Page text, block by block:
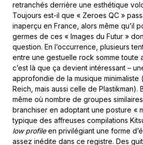
retranchés derrière une esthétique
Toujours est-il que « Zeroes QC »
inaperçu en France, alors même qu’il
germes de ces « Images du Futur »
question. En l’occurrence, plusieurs
entre une gestuelle rock somme toute
c’est là que ça devient intéressant –
approfondie de la musique minimaliste
Reich, mais aussi celle de Plastikman).
même où nombre de groupes
branchiser en adoptant une posture «
typique des affreuses compilations
low profileen privilégiant une forme
assez inédite dans ce registre. Des